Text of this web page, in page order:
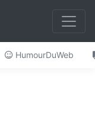
HumourDuWeb